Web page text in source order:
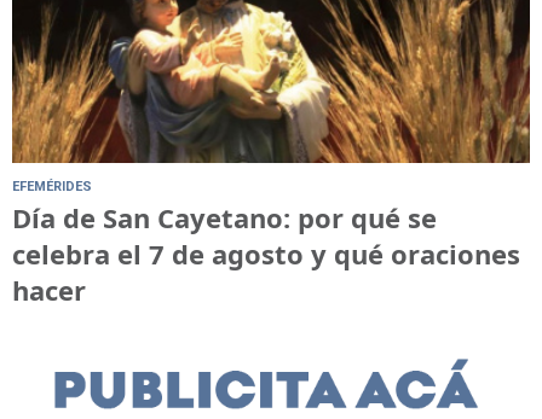
EFEMÉRIDES
Día de San Cayetano: por qué se
celebra el 7 de agosto y qué oraciones
hacer